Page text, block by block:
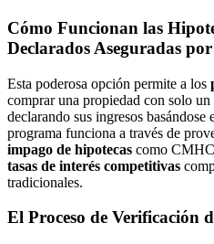
Cómo Funcionan las
Declarados Aseguradas
Esta poderosa opción permite a los
comprar una propiedad con solo un
declarando sus ingresos basándose
programa funciona a través de
impago de hipotecas como
tasas de interés competitivas
tradicionales.
El Proceso de Verificación